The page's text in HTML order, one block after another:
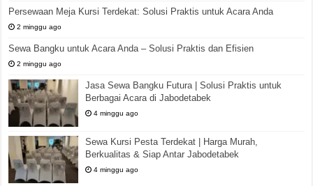
Persewaan Meja Kursi Terdekat: Solusi Praktis untuk Acara Anda
2 minggu ago
Sewa Bangku untuk Acara Anda – Solusi Praktis dan Efisien
2 minggu ago
Jasa Sewa Bangku Futura | Solusi Praktis untuk
Berbagai Acara di Jabodetabek
4 minggu ago
Sewa Kursi Pesta Terdekat | Harga Murah,
Berkualitas & Siap Antar Jabodetabek
4 minggu ago